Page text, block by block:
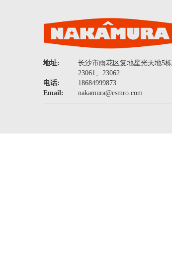
地址:
长沙市雨花区复地星光天地5栋
23061、23062
电话:
18684999873
Email:
nakamura@csmro.com